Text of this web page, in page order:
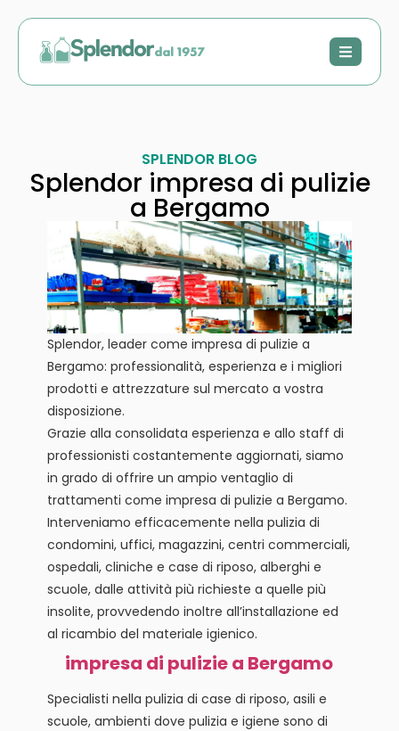
SPLENDOR BLOG
Splendor impresa di pulizie
a Bergamo
Splendor, leader come impresa di pulizie a
Bergamo: professionalità, esperienza e i migliori
prodotti e attrezzature sul mercato a vostra
disposizione.
Grazie alla consolidata esperienza e allo staff di
professionisti costantemente aggiornati, siamo
in grado di offrire un ampio ventaglio di
trattamenti come impresa di pulizie a Bergamo.
Interveniamo efficacemente nella pulizia di
condomini, uffici, magazzini, centri commerciali,
ospedali, cliniche e case di riposo, alberghi e
scuole, dalle attività più richieste a quelle più
insolite, provvedendo inoltre all’installazione ed
al ricambio del materiale igienico.
impresa di pulizie a Bergamo
Specialisti nella pulizia di case di riposo, asili e
scuole, ambienti dove pulizia e igiene sono di